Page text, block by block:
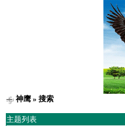
神鹰» 搜索
主题列表